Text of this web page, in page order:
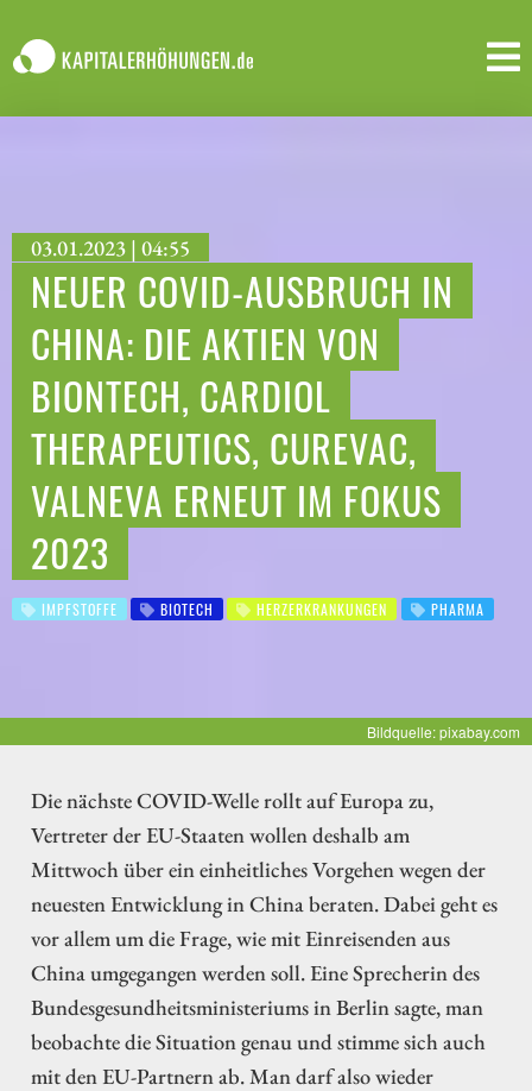
03.01.2023 | 04:55
NEUER COVID-AUSBRUCH IN
CHINA: DIE AKTIEN VON
BIONTECH, CARDIOL
THERAPEUTICS, CUREVAC,
VALNEVA ERNEUT IM FOKUS
2023
IMPFSTOFFE BIOTECH HERZERKRANKUNGEN PHARMA
Bildquelle: pixabay.com
Die nächste COVID-Welle rollt auf Europa zu,
Vertreter der EU-Staaten wollen deshalb am
Mittwoch über ein einheitliches Vorgehen wegen der
neuesten Entwicklung in China beraten. Dabei geht es
vor allem um die Frage, wie mit Einreisenden aus
China umgegangen werden soll. Eine Sprecherin des
Bundesgesundheitsministeriums in Berlin sagte, man
beobachte die Situation genau und stimme sich auch
mit den EU-Partnern ab. Man darf also wieder